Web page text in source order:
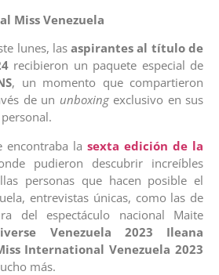
Miss Venezuela
lunes, lasaspirantes al título de
recibieron un paquete especial de
, un momento que compartieron
de un unboxingexclusivo en sus
encontraba la sexta edición de la
pudieron descubrir increíbles
personas que hacen posible el
entrevistas únicas, como las de
del espectáculo nacional Maite
Venezuela 2023 Ileana
International Venezuela 2023
más.